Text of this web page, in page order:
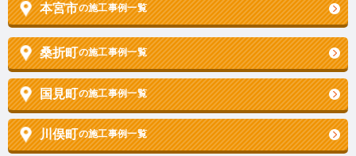
本宮市の施工事例一覧
桑折町の施工事例一覧
国見町の施工事例一覧
川俣町の施工事例一覧